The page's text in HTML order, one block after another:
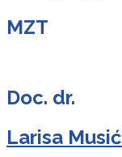
MZT
Doc. dr.
Larisa Musić